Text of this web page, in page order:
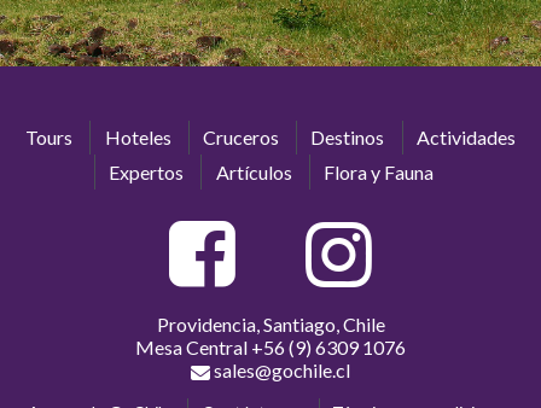
Tours Hoteles Cruceros Destinos
Actividades
Expertos
Artículos Flora y Fauna
Providencia, Santiago, Chile
Mesa Central +56 (9) 6309 1076
sales@gochile.cl